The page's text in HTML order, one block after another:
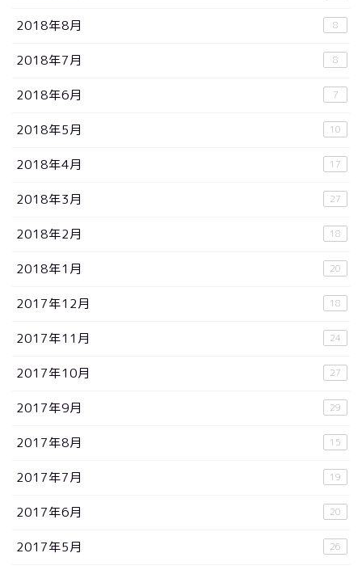
2018年8月 8
2018年7月 8
2018年6月 7
2018年5月 10
2018年4月 17
2018年3月 27
2018年2月 18
2018年1月 20
2017年12月 18
2017年11月 24
2017年10月 27
2017年9月 29
2017年8月 15
2017年7月 19
2017年6月 20
2017年5月 26